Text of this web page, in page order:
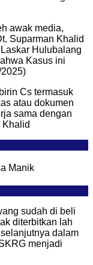
awak media,
Suparman Khalid
Hulubalang
Kasus ini
Cs termasuk
atau dokumen
sama dengan
Khalid
sudah di beli
diterbitkan lah
dalam
menjadi